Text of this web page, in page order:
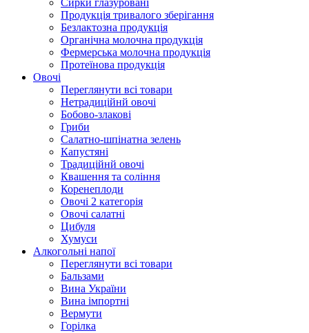
Сирки глазуровані
Продукція тривалого зберігання
Безлактозна продукція
Органічна молочна продукція
Фермерська молочна продукція
Протеїнова продукція
Овочі
Переглянути всі товари
Нетрадиційнй овочі
Бобово-злакові
Гриби
Салатно-шпінатна зелень
Капустяні
Традиційнй овочі
Квашення та соління
Корeнеплоди
Овочі 2 категорія
Овочі салатні
Цибуля
Хумуси
Алкогольні напої
Переглянути всі товари
Бальзами
Вина України
Вина імпортні
Вермути
Горілка